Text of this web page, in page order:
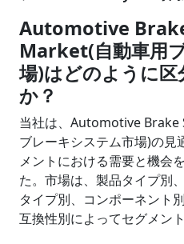
Automotive
Market(自動車用
場)はどのように
か？
当社は、Automotive
ブレーキシステム市場)の見
メントにおける需要と機会
た。市場は、製品タイプ別
タイプ別、コンポーネント
互換性別によってセグメン